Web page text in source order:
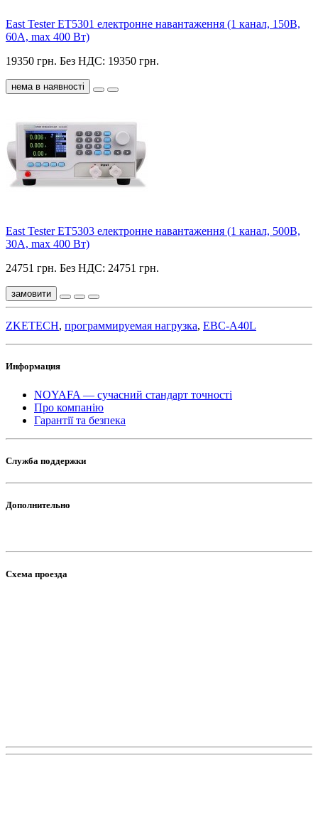
East Tester ET5301 електронне навантаження (1 канал, 150В,
60А, max 400 Вт)
19350 грн. Без НДС: 19350 грн.
нема в наявності
East Tester ET5303 електронне навантаження (1 канал, 500В,
30А, max 400 Вт)
24751 грн. Без НДС: 24751 грн.
замовити
ZKETECH, программируемая нагрузка, EBC-A40L
Информация
NOYAFA — сучасний стандарт точності
Про компанію
Гарантії та безпека
Служба поддержки
Дополнительно
Схема проезда